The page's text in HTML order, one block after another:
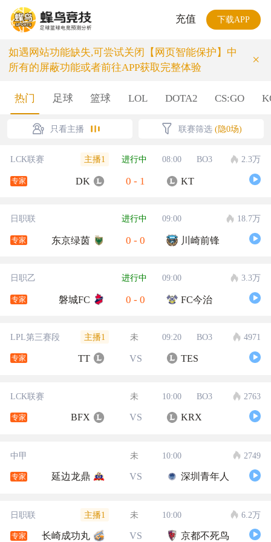
充值 下载APP
如遇网站功能缺失,可尝试关闭【网页智能保护】中
所有的屏蔽功能或者前往APP获取完整体验
×
热门 足球 篮球 LOL DOTA2 CS:GO
只看主播 联赛筛选 (隐0场)
LCK联赛 主播1 进行中 08:00 BO3 2.3万
专家 DK 0 - 1 KT
日职联 进行中 09:00 18.7万
专家 东京绿茵 0 - 0 川崎前锋
日职乙 进行中 09:00 3.3万
专家 磐城FC 0 - 0 FC今治
LPL第三赛段 主播1 未 09:20 BO3 4971
专家 TT VS TES
LCK联赛 未 10:00 BO3 2763
专家 BFX VS KRX
中甲 未 10:00 2749
专家 延边龙鼎 VS 深圳青年人
日职联 主播1 未 10:00 6.2万
专家 长崎成功丸 VS 京都不死鸟